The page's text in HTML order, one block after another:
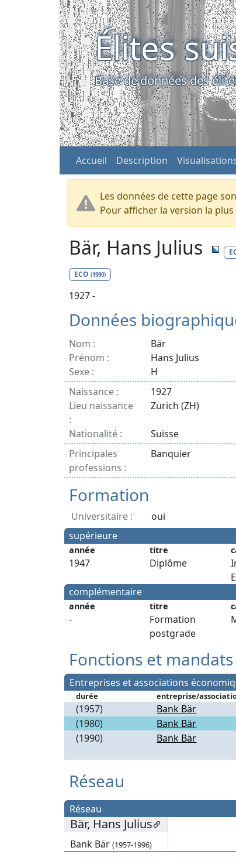
Élites
Base de données des
Accueil Description
Les données de cette page
Pour afficher la version la
Bär, Hans Julius
ECO (1990)
1927 -
Données
Nom :
Bär
Prénom :
Hans Julius
Sexe :
H
Naissance :
1927
Lieu naissance
:
Zurich (ZH)
Nationalité :
Suisse
Principales
professions :
Banquier
Formation
Universitaire :
oui
supérieure
année titre
1947 Diplôme
complémentaire
année titre
-
Formation
postgrade
Fonctions et mandats
Entreprises et associations
durée entreprise/
(1957) Bank Bär
(1980) Bank Bär
(1990)
Bank Bär
Réseau
Réseau
Bär, Hans Julius
Bank Bär (1957-1996)